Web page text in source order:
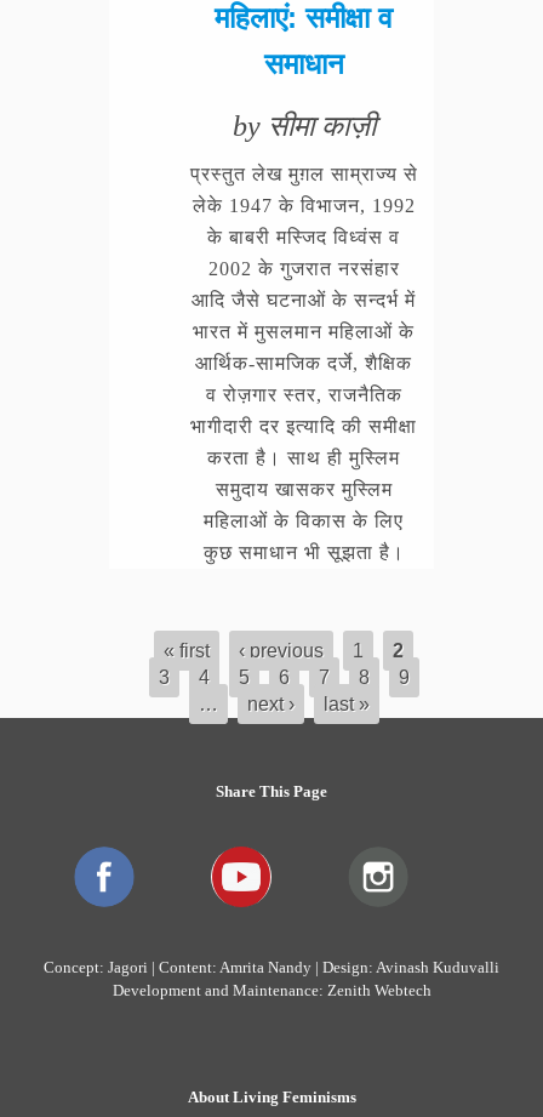
महिलाएं: समीक्षा व
समाधान
by सीमा काज़ी
प्रस्तुत लेख मुग़ल साम्राज्य से
लेके 1947 के विभाजन, 1992
के बाबरी मस्जिद विध्वंस व
2002 के गुजरात नरसंहार
आदि जैसे घटनाओं के सन्दर्भ में
भारत में मुसलमान महिलाओं के
आर्थिक-सामजिक दर्जे, शैक्षिक
व रोज़गार स्तर, राजनैतिक
भागीदारी दर इत्यादि की समीक्षा
करता है। साथ ही मुस्लिम
समुदाय खासकर मुस्लिम
महिलाओं के विकास के लिए
कुछ समाधान भी सूझता है।
« first ‹ previous 1
2
3
4 5 6 7 8
9
…
next › last »
Share This Page
Concept: Jagori | Content: Amrita Nandy | Design: Avinash Kuduvalli
Development and Maintenance: Zenith Webtech
About Living Feminisms